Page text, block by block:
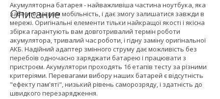
Описание
Акумуляторна батарея - найважливіша частина ноутбука, яка
забезпечує вам мобільність, і дає змогу залишатися завжди в
мережі. Оригінальні елементи тільки найкращої якості і якісна
збірка гарантують вам довготривалий термін роботи
акумулятора, тривалий час роботи, і гідну заміну оригінальної
АКБ. Надійний адаптер змінного струму дає можливість без
перебоїв одночасно заряджати батарею і працювати з
пристроєм. Акумулятори проходять 16 етапів тесту за різними
критеріями. Перевагами вибору наших батарей є відсутність
"ефекту пам'яті", низький рівень саморозряду, і здатність до
швидкого перезарядження.